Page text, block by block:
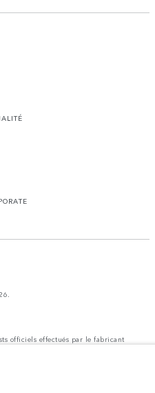
officiels effectués par le fabricant
à l'autre et ne comprennent pas